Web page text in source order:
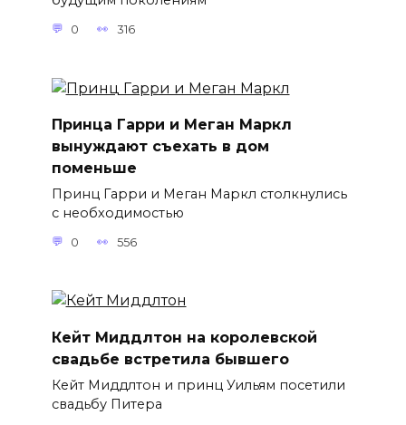
0 316
Принца Гарри и Меган Маркл
вынуждают съехать в дом
поменьше
Принц Гарри и Меган Маркл столкнулись
с необходимостью
0 556
Кейт Миддлтон на королевской
свадьбе встретила бывшего
Кейт Миддлтон и принц Уильям посетили
свадьбу Питера